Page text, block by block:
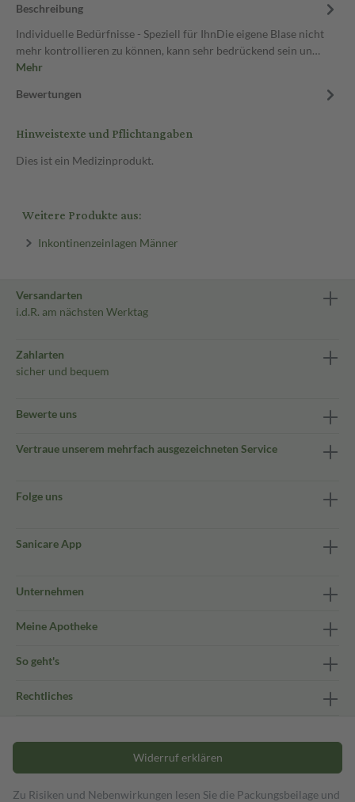
Beschreibung
Individuelle Bedürfnisse - Speziell für IhnDie eigene Blase nicht
mehr kontrollieren zu können, kann sehr bedrückend sein un…
Mehr
Bewertungen
Hinweistexte und Pflichtangaben
Dies ist ein Medizinprodukt.
Weitere Produkte aus:
Inkontinenzeinlagen Männer
Versandarten
i.d.R. am nächsten Werktag
Zahlarten
sicher und bequem
Bewerte uns
Vertraue unserem mehrfach ausgezeichneten Service
Folge uns
Sanicare App
Unternehmen
Meine Apotheke
So geht's
Rechtliches
Widerruf erklären
Zu Risiken und Nebenwirkungen lesen Sie die Packungsbeilage und